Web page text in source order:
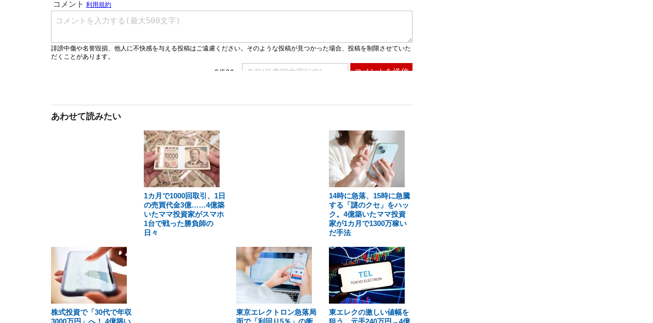
あわせて読みたい
1カ月で1000回取引、1日
の売買代金3億……4億築
いたママ投資家がスマホ
1台で戦った勝負師の
日々
14時に急落、15時に急騰
する「謎のクセ」をハッ
ク。4億築いたママ投資
家が1カ月で1300万稼い
だ手法
株式投資で「30代で年収
3000万円」へ！ 4億築い
東京エレクトロン急落局
面で「利回り5％」の衝
東エレクの激しい値幅を
狙う。元手240万円→4億